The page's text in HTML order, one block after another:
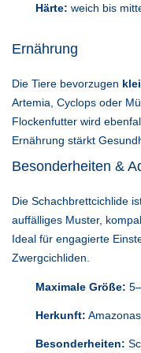
Härte: weich bis
Ernährung
Die Tiere bevorzugen
Artemia, Cyclops oder
Flockenfutter wird
Ernährung stärkt
Besonderheiten &
Die Schachbrettcichlide
auffälliges Muster,
Ideal für engagierte
Zwergcichliden.
Maximale Größe:
Herkunft:
Besonderheiten: